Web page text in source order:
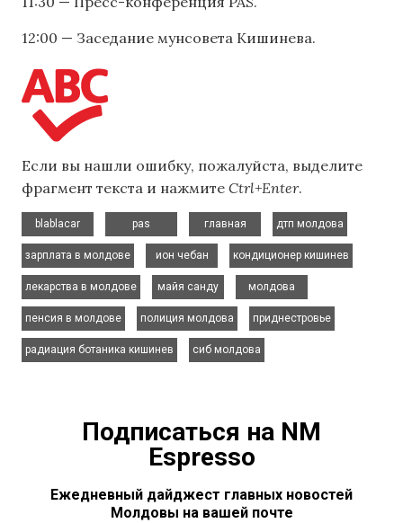
12:00 — Заседание мунсовета Кишинева.
Если вы нашли ошибку, пожалуйста, выделите
фрагмент текста и нажмите Ctrl+Enter.
blablacar
pas
главная
дтп молдова
зарплата в молдове
ион чебан
кондиционер кишинев
лекарства в молдове
майя санду
молдова
пенсия в молдове
полиция молдова
приднестровье
радиация ботаника кишинев
сиб молдова
Подписаться на NM
Espresso
Ежедневный дайджест главных новостей
Молдовы на вашей почте